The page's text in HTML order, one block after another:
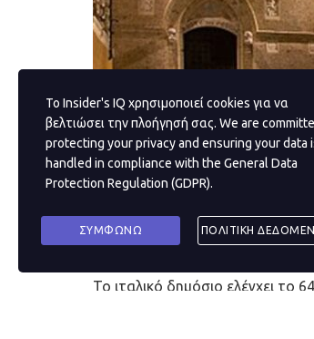
Η Monte dei Paschi di Siena
δισ. ευρώ για να
τρία χρόνια, όπως τόνισε η
Το ιταλικό δημόσιο ελέγχει το
Το Insider's IQ χρησιμοποιεί cookies για να
βελτιώσει την πλοήγησή σας. We are
protecting your privacy and ensuring your data
handled in compliance with the General Data
Protection Regulation (GDPR).
ΣΥΜΦΩΝΩ ΠΟΛΙΤΙΚΗ